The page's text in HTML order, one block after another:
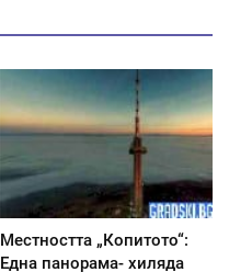
Местността „Копитото“:
Една панорама- хиляда